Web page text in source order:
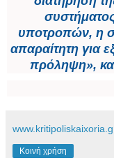
υποτροπών, η
απαραίτητη για
πρόληψη»,
Κοινή χρήση